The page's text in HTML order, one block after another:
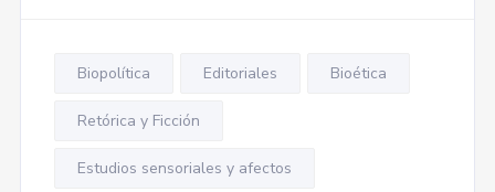
Biopolítica Editoriales Bioética
Retórica y Ficción
Estudios sensoriales y afectos